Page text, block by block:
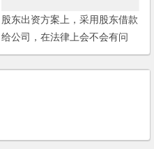
股东出资方案上，采用股东借款
给公司，在法律上会不会有问
题？